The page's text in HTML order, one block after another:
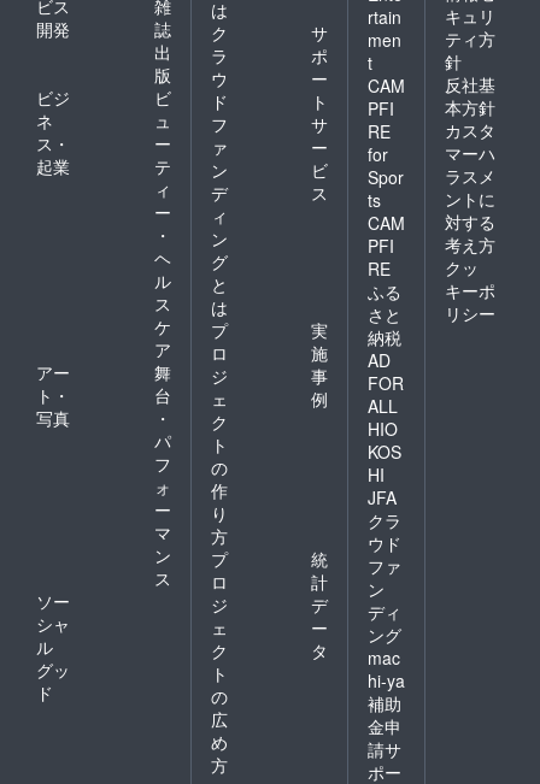
ビス
開発
雑
誌
出
版
ビジ
ネ
ス・
起業
ビ
ュ
ー
テ
ィ
ー
・
ヘ
ル
ス
ケ
ア
アー
ト・
写真
舞
台
・
パ
フ
ォ
ー
マ
ン
ス
ソー
シャ
ル
グッ
ド
は
ク
ラ
ウ
ド
フ
ァ
ン
デ
ィ
ン
グ
と
は
サ
ポ
ー
ト
サ
ー
ビ
ス
プ
ロ
ジ
ェ
ク
ト
の
作
り
方
実
施
事
例
プ
ロ
ジ
ェ
ク
ト
の
広
め
方
統
計
デ
ー
タ
rtain
men
t
CAM
PFI
RE
for
Spor
ts
CAM
PFI
RE
ふる
さと
納税
AD
FOR
ALL
HIO
KOS
HI
JFA
クラ
ウド
ファ
ン
ディ
ング
mac
hi-ya
補助
金申
請サ
ポー
キュリ
ティ方
針
反社基
本方針
カスタ
マーハ
ラスメ
ントに
対する
考え方
クッ
キーポ
リシー